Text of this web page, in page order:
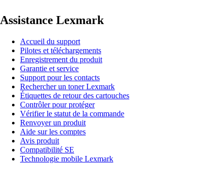
Assistance Lexmark
Accueil du support
Pilotes et téléchargements
Enregistrement du produit
Garantie et service
Support pour les contacts
Rechercher un toner Lexmark
Étiquettes de retour des cartouches
Contrôler pour protéger
Vérifier le statut de la commande
Renvoyer un produit
Aide sur les comptes
Avis produit
Compatibilité SE
Technologie mobile Lexmark